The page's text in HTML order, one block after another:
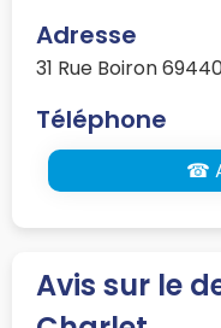
Adresse
31 Rue Boiron
Téléphone
☎
Avis sur le